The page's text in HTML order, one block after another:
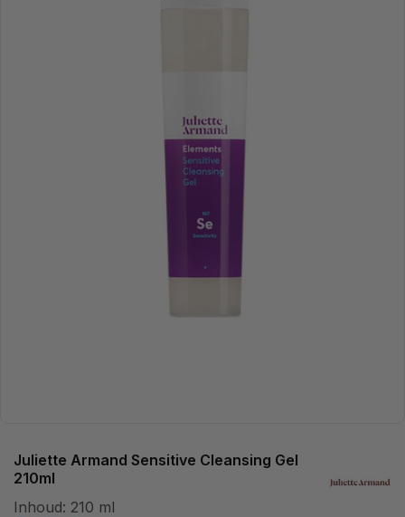
Juliette Armand Sensitive Cleansing Gel
210ml
Inhoud: 210 ml